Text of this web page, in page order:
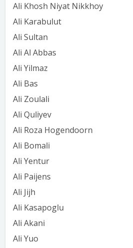
Ali Khosh Niyat Nikkhoy
Ali Karabulut
Ali Sultan
Ali Al Abbas
Ali Yilmaz
Ali Bas
Ali Zoulali
Ali Quliyev
Ali Roza Hogendoorn
Ali Bomali
Ali Yentur
Ali Paijens
Ali Jijh
Ali Kasapoglu
Ali Akani
Ali Yuo